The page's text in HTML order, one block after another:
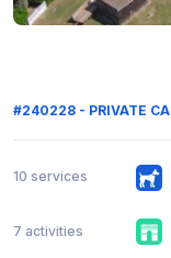
#240228 - PRIVATE
10 services
7 activities